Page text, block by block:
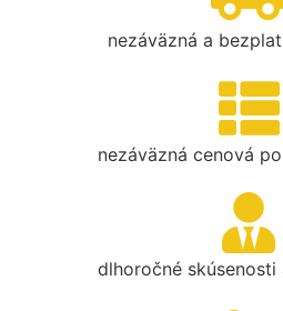
nezáväzná a
nezáväzná cenová
dlhoročné skúsenosti